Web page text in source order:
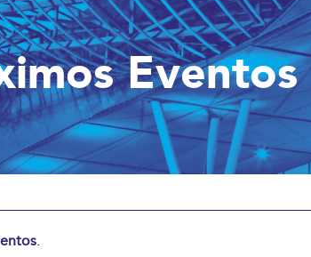
Eventos
.